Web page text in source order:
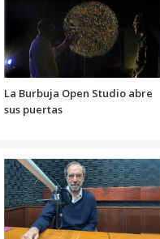
La Burbuja Open Studio abre
sus puertas